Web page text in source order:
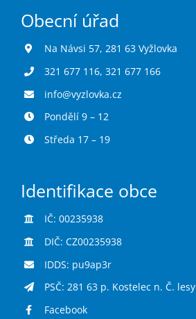
Obecní úřad
Na Návsi 57, 281 63 Vyžlovka
321 677 116, 321 677 166
info@vyzlovka.cz
Pondělí 9 – 12
Středa 17 – 19
Identifikace obce
IČ: 00235938
DIČ: CZ00235938
IDDS: pu9ap3r
PSČ: 281 63 p. Kostelec n. Č. lesy
Facebook